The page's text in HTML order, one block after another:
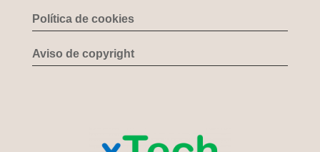
Política de cookies
Aviso de copyright